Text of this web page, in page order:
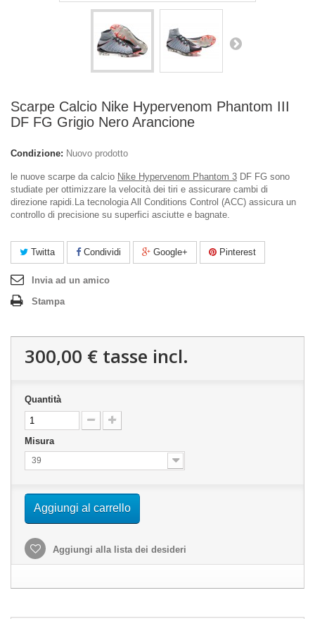
Scarpe Calcio Nike Hypervenom Phantom III
DF FG Grigio Nero Arancione
Condizione: Nuovo prodotto
le nuove scarpe da calcio Nike Hypervenom Phantom 3 DF FG sono
studiate per ottimizzare la velocità dei tiri e assicurare cambi di
direzione rapidi.La tecnologia All Conditions Control (ACC) assicura un
controllo di precisione su superfici asciutte e bagnate.
Twitta Condividi Google+ Pinterest
Invia ad un amico
Stampa
300,00 € tasse incl.
Quantità
Misura
39
Aggiungi al carrello
Aggiungi alla lista dei desideri